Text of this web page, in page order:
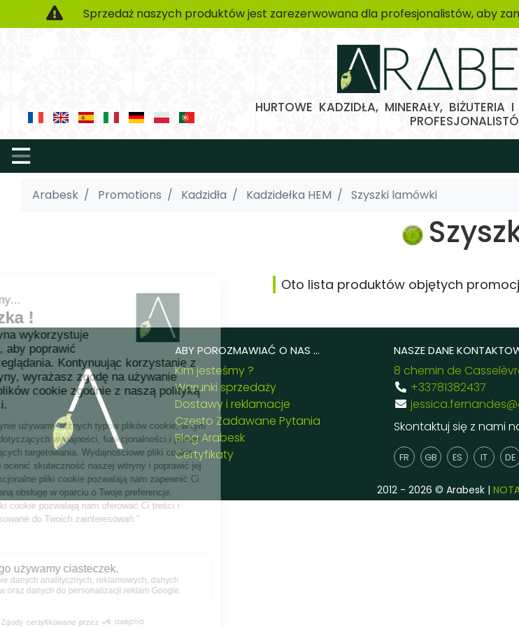
Sprzedaż naszych produktów jest zarezerwowana dla profesjonalistów, aby
HURTOWE KADZIDŁA, MINERAŁY,
Arabesk Promotions Kadzidła Kadzidełka HEM Szyszki lamówki
Oto lista produktów objętych
ABY POROZMAWIAĆ O NAS ...
Kim jesteśmy ?
Warunki sprzedaży
Dostawy i reklamacje
Często Zadawane Pytania
Blog Arabesk
Certyfikaty
NASZE DANE
8 chemin de
+33781382437
Skontaktuj się z nami
FR GB ES IT DE
2012 - 2026 © Arabesk |